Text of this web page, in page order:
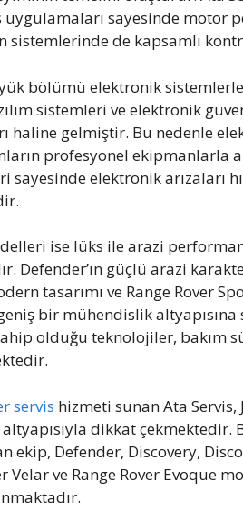
sayesinde motor
sistemlerinde de kapsamlı
bölümü elektronik
sistemleri ve elektronik
haline gelmiştir. Bu nedenle
profesyonel ekipmanlarla
sayesinde elektronik arızaları
ise lüks ile arazi
Defender’ın güçlü arazi
tasarımı ve Range Rover
bir mühendislik
olduğu teknolojiler, bakım
servis hizmeti sunan Ata Servis,
dikkat çekmektedir.
ekip, Defender, Discovery,
Velar ve Range Rover Evoque